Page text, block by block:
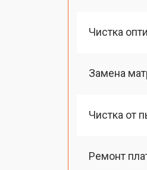
Чистка
Замена
Чистка от
Ремонт